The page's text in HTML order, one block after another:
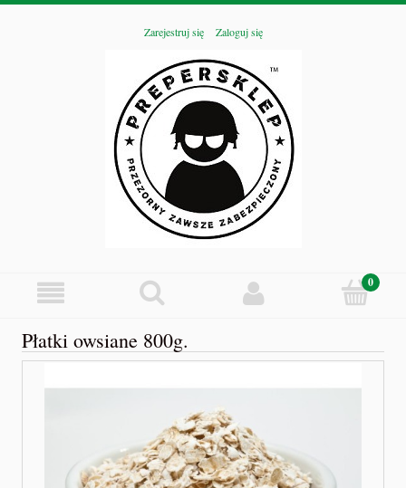
Zarejestruj się Zaloguj się
Płatki owsiane 800g.